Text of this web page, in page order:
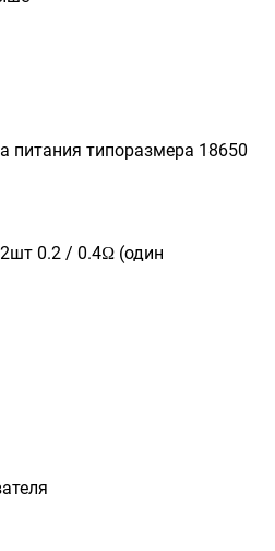
питания типоразмера 18650
0.2 / 0.4Ω (один